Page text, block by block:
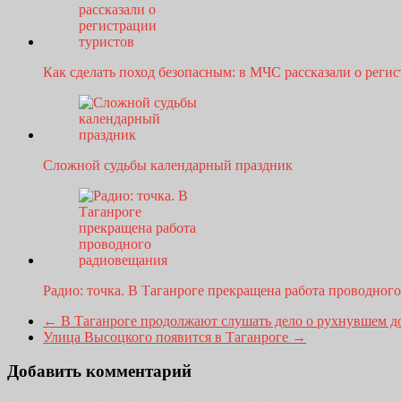
Как сделать поход безопасным: в МЧС рассказали о
Сложной судьбы календарный праздник
Радио: точка. В Таганроге прекращена работа
← В Таганроге продолжают слушать дело о рухнувшем
Улица Высоцкого появится в Таганроге →
Добавить комментарий